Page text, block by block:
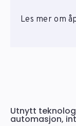
Les mer om
Utnytt
automasjon,